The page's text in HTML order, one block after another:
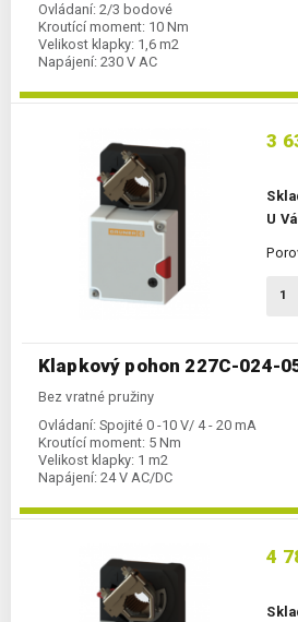
Ovládaní: 2/3 bodové
Kroutící moment: 10 Nm
Velikost klapky: 1,6 m2
Napájení: 230 V AC
Klapkový pohon 227C-024-
Bez vratné pružiny
Ovládaní: Spojité 0 -10 V/ 4 - 20 mA
Kroutící moment: 5 Nm
Velikost klapky: 1 m2
Napájení: 24 V AC/DC
3
U
4